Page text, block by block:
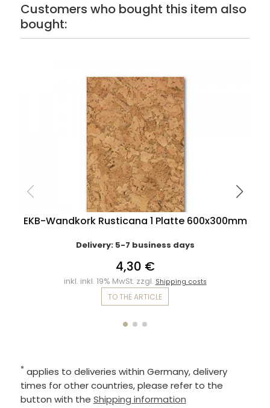
Customers who bought this item also
bought:
EKB-Wandkork Rusticana 1 Platte 600x300mm
Delivery: 5-7 business days
4,30 €
inkl. inkl. 19% MwSt. zzgl. Shipping costs
TO THE ARTICLE
* applies to deliveries within Germany, delivery
times for other countries, please refer to the
button with the Shipping information